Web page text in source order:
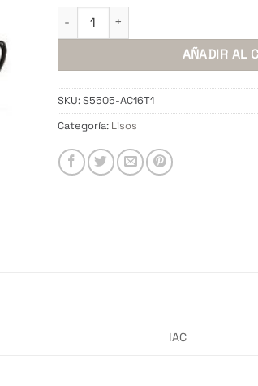
Set Vajilla Siria 16 pzas. cantidad
AÑADIR AL
SKU:S5505-AC16T1
Categoría: Lisos
IAC